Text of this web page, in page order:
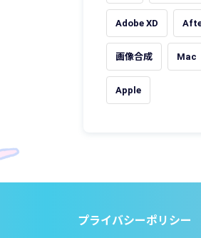
Adobe XD
画像合成 Mac
Apple
プライバシーポリシー